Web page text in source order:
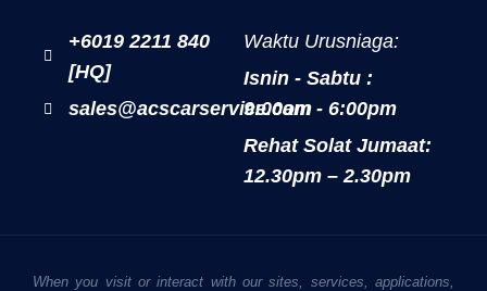
+6019 2211 840
[HQ]
sales@acscarservice.com
Waktu Urusniaga:
Isnin - Sabtu :
9:00am - 6:00pm
Rehat Solat Jumaat:
12.30pm – 2.30pm
When you visit or interact with our sites, services, applications,